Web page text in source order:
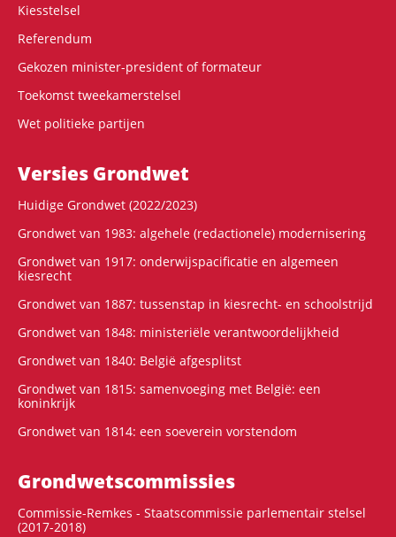
Kiesstelsel
Referendum
Gekozen minister-president of formateur
Toekomst tweekamerstelsel
Wet politieke partijen
Versies Grondwet
Huidige Grondwet (2022/2023)
Grondwet van 1983: algehele (redactionele) modernisering
Grondwet van 1917: onderwijspacificatie en algemeen
kiesrecht
Grondwet van 1887: tussenstap in kiesrecht- en schoolstrijd
Grondwet van 1848: ministeriële verantwoordelijkheid
Grondwet van 1840: België afgesplitst
Grondwet van 1815: samenvoeging met België: een
koninkrijk
Grondwet van 1814: een soeverein vorstendom
Grondwets­commissies
Commissie-Remkes - Staatscommissie parlementair stelsel
(2017-2018)